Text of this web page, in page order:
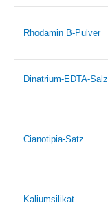
Rhodamin B-Pulver
Dinatrium-EDTA-Salz
Cianotipia-Satz
Kaliumsilikat